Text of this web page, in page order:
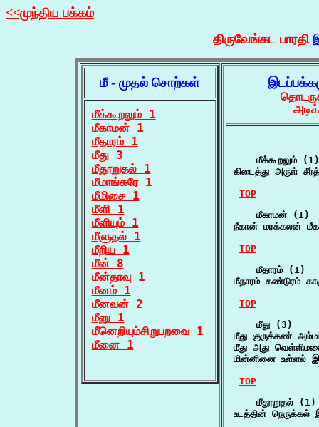
<<முந்திய பக்கம்
திருவேங்கட பாரதி
மீ - முதல் சொற்கள்
மீக்கூறலும் 1
மீகாமன் 1
மீதாரம் 1
மீது 3
மீதூறுதல் 1
மீமாங்கரே 1
மீமிசை 1
மீளி 1
மீளியும் 1
மீளுதல் 1
மீறிய 1
மீன் 8
மீன்தாவு 1
மீனம் 1
மீனவன் 2
மீனு 1
மீனெறியும்சிறுபறவை 1
மீனை 1
    மீக்கூறலும் (1)
கிடைத்து அருள்
TOP
    மீகாமன் (1)
நீகான் மரக்கலன்
TOP
    மீதாரம் (1)
மீதாரம் கண்டுரம்
TOP
    மீது (3)
மீது குருக்கண்
மீது அது
மின்னினை உள்ளல்
TOP
    மீதூறுதல் (1)
உடத்தின்